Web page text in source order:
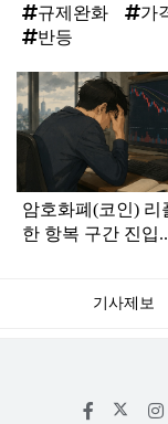
규제완화
가
반등
탑
라
인
암호화폐(코인) 리
한 항복 구간 진입
기사제보
페
인